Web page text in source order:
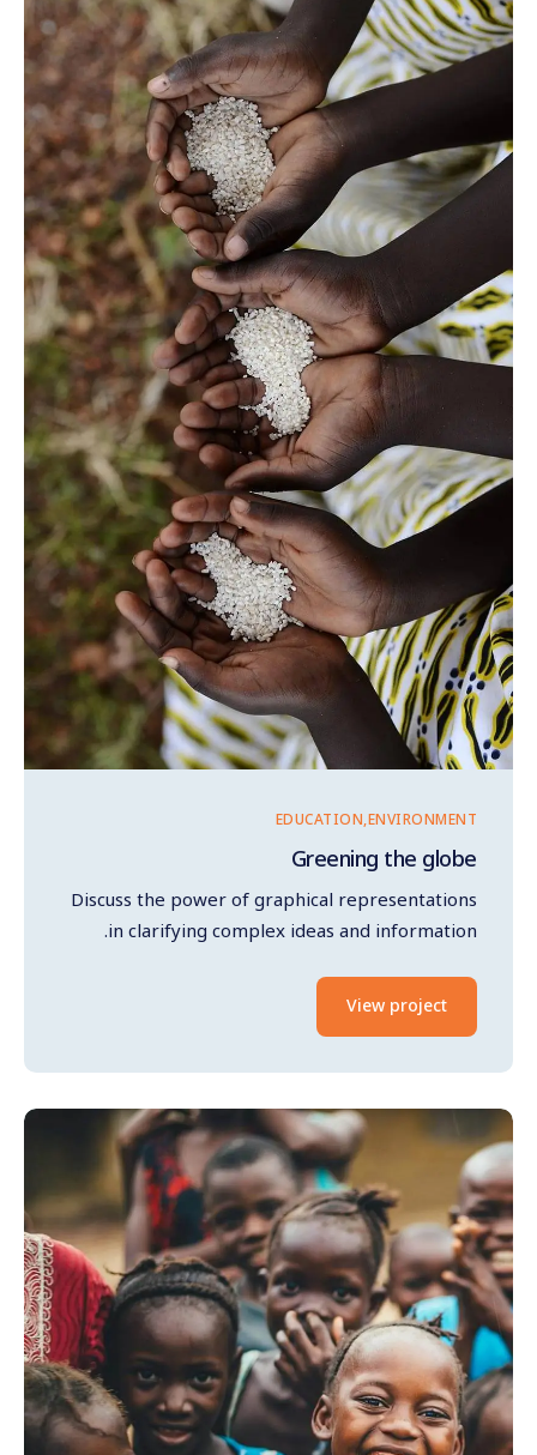
EDUCATIONENVIRONMENT
Greening the globe
Discuss the power of graphical representations
in clarifying complex ideas and information.
View project